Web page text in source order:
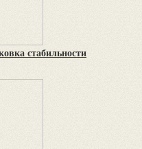
стабильности